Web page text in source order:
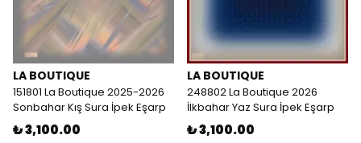
LA BOUTIQUE
151801 La Boutique 2025-2026
Sonbahar Kış Sura İpek Eşarp
₺ 3,100.00
LA BOUTIQUE
248802 La Boutique 2026
İlkbahar Yaz Sura İpek Eşarp
₺ 3,100.00